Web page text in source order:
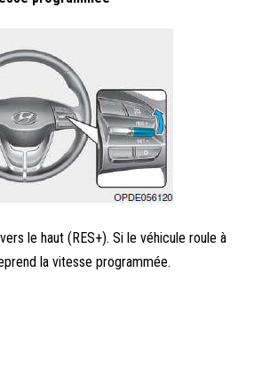
le haut (RES+). Si le véhicule roule à
la vitesse programmée.